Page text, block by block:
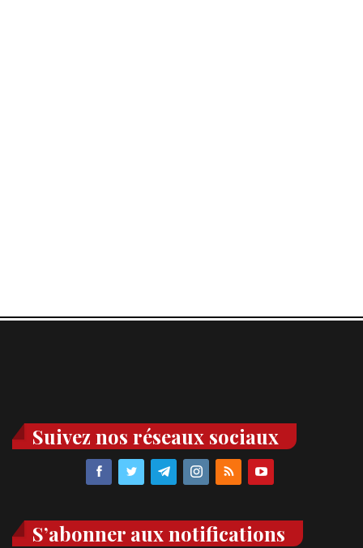
Suivez nos réseaux sociaux
S’abonner aux notifications